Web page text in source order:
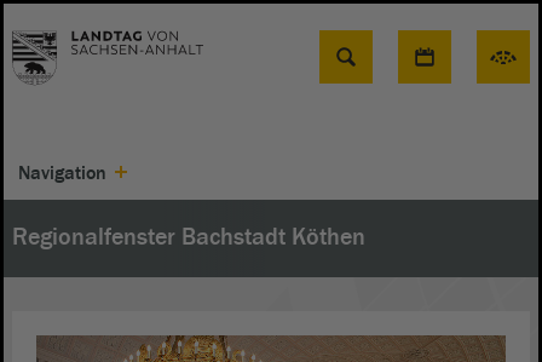
Suche
Navigation
Regionalfenster Bachstadt Köthen